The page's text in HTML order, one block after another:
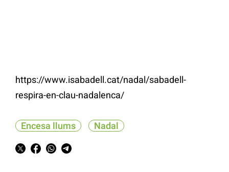
https://www.isabadell.cat/nadal/sabadell-
respira-en-clau-nadalenca/
Encesa llums Nadal